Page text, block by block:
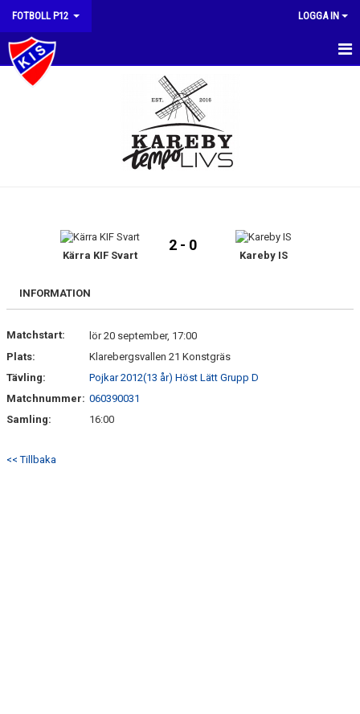
FOTBOLL P12 LOGGA IN
HEM
BILDGALLERI
DOKUMENT
Kärra KIF Svart
2 - 0
Kareby IS
INFORMATION
Matchstart:
lör 20 september, 17:00
Plats:
Klarebergsvallen 21 Konstgräs
Tävling:
Pojkar 2012(13 år) Höst Lätt Grupp D
Matchnummer: 060390031
Samling:
16:00
<< Tillbaka